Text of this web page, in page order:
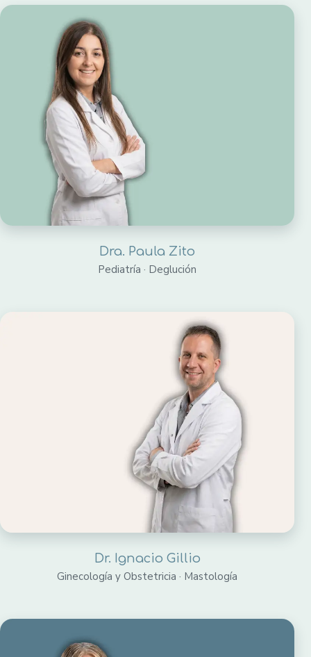
Dra. Paula Zito
Pediatría · Deglución
Dr. Ignacio Gillio
Ginecología y Obstetricia · Mastología